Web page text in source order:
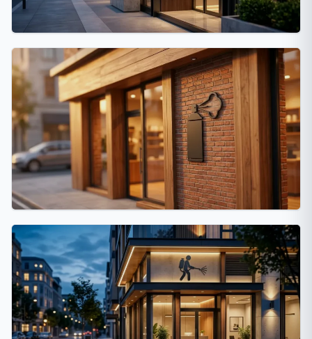
La Plata
18 fumigaciones
Villa Devoto
17 fumigaciones